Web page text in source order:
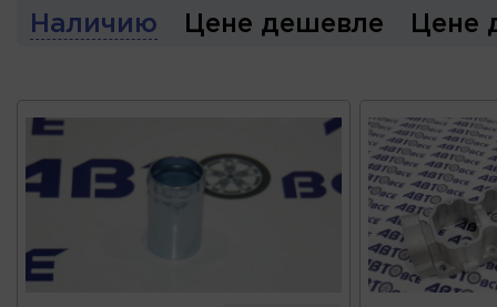
Наличию Цене дешевле Цене